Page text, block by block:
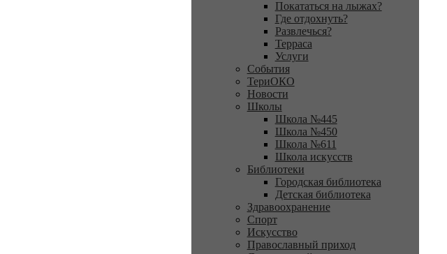
Покататься на лыжах?
Где отдохнуть?
Развлечься?
Терраса
Услуги
События
ТериОКО
Новости
Школы
Школа №445
Школа №450
Школа №611
Школа искусств
Библиотеки
Городская библиотека
Детская библиотека
Здравоохранение
Спорт
Искусство
Православный приход